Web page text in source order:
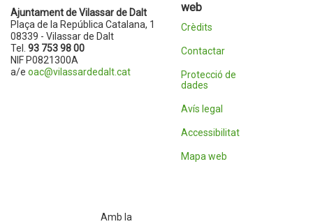
Ajuntament de Vilassar de Dalt
Plaça de la República Catalana, 1
08339 - Vilassar de Dalt
Tel. 93 753 98 00
NIF P0821300A
a/e oac@vilassardedalt.cat
web
Crèdits
Contactar
Protecció de
dades
Avís legal
Accessibilitat
Mapa web
Amb la